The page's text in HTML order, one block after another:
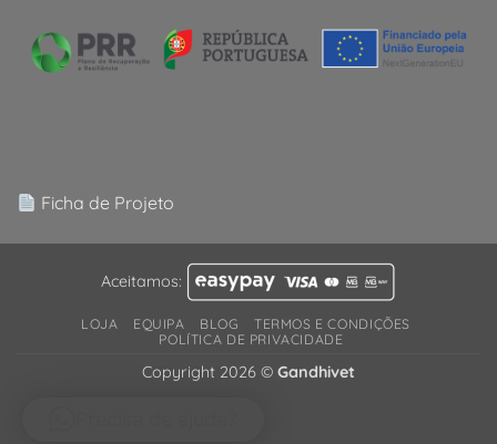
Ficha de Projeto
Aceitamos:
LOJA EQUIPA BLOG
TERMOS E CONDIÇÕES
POLÍTICA DE PRIVACIDADE
Copyright 2026 © Gandhivet